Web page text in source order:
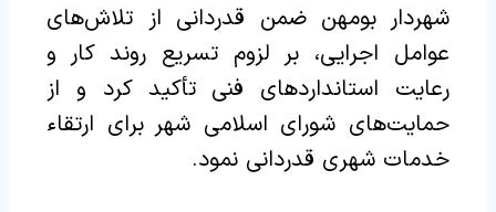
شهردار بومهن ضمن قدردانی از تلاش‌های
عوامل اجرایی، بر لزوم تسریع روند کار و
رعایت استانداردهای فنی تأکید کرد و از
حمایت‌های شورای اسلامی شهر برای ارتقاء
خدمات شهری قدردانی نمود.